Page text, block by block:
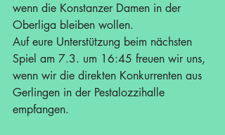
wenn die Konstanzer Damen in der
Oberliga bleiben wollen.
Auf eure Unterstützung beim nächsten
Spiel am 7.3. um 16:45 freuen wir uns,
wenn wir die direkten Konkurrenten aus
Gerlingen in der Pestalozzihalle
empfangen.